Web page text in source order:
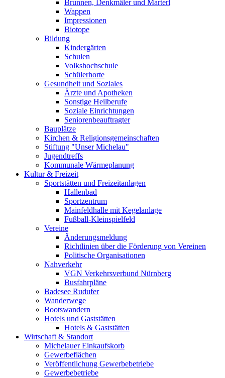
Brunnen, Denkmäler und Marterl
Wappen
Impressionen
Biotope
Bildung
Kindergärten
Schulen
Volkshochschule
Schülerhorte
Gesundheit und Soziales
Ärzte und Apotheken
Sonstige Heilberufe
Soziale Einrichtungen
Seniorenbeauftragter
Bauplätze
Kirchen & Religionsgemeinschaften
Stiftung "Unser Michelau"
Jugendtreffs
Kommunale Wärmeplanung
Kultur & Freizeit
Sportstätten und Freizeitanlagen
Hallenbad
Sportzentrum
Mainfeldhalle mit Kegelanlage
Fußball-Kleinspielfeld
Vereine
Änderungsmeldung
Richtlinien über die Förderung von Vereinen
Politische Organisationen
Nahverkehr
VGN Verkehrsverbund Nürnberg
Busfahrpläne
Badesee Rudufer
Wanderwege
Bootswandern
Hotels und Gaststätten
Hotels & Gaststätten
Wirtschaft & Standort
Michelauer Einkaufskorb
Gewerbeflächen
Veröffentlichung Gewerbebetriebe
Gewerbebetriebe